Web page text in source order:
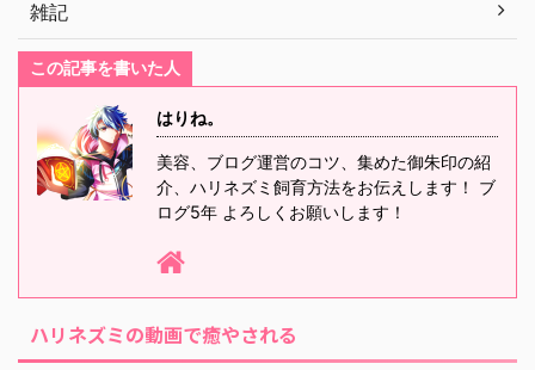
雑記
この記事を書いた人
はりね。
美容、ブログ運営のコツ、集めた御朱印の紹
介、ハリネズミ飼育方法をお伝えします！ ブ
ログ5年 よろしくお願いします！
ハリネズミの動画で癒やされる